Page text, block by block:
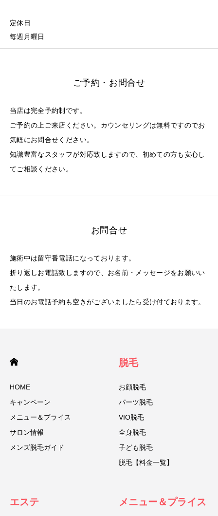
定休日
毎週月曜日
ご予約・お問合せ
当店は完全予約制です。
ご予約の上ご来店ください。カウンセリングは無料ですのでお
気軽にお問合せください。
知識豊富なスタッフが対応致しますので、初めての方も安心し
てご相談ください。
お問合せ
施術中は留守番電話になっております。
折り返しお電話致しますので、お名前・メッセージをお願いい
たします。
当日のお電話予約も空きがございましたら受け付ております。
HOME
キャンペーン
メニュー＆プライス
サロン情報
メンズ脱毛ガイド
脱毛
お顔脱毛
パーツ脱毛
VIO脱毛
全身脱毛
子ども脱毛
脱毛【料金一覧】
エステ メニュー＆プライス